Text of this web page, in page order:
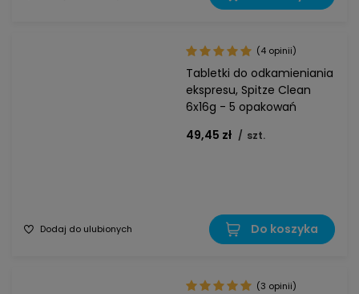
Tabletki do odkamieniania
ekspresu, Spitze Clean
6x16g - 5 opakowań
49,45 zł / szt.
(4 opinii)
Dodaj do ulubionych Do koszyka
(3 opinii)